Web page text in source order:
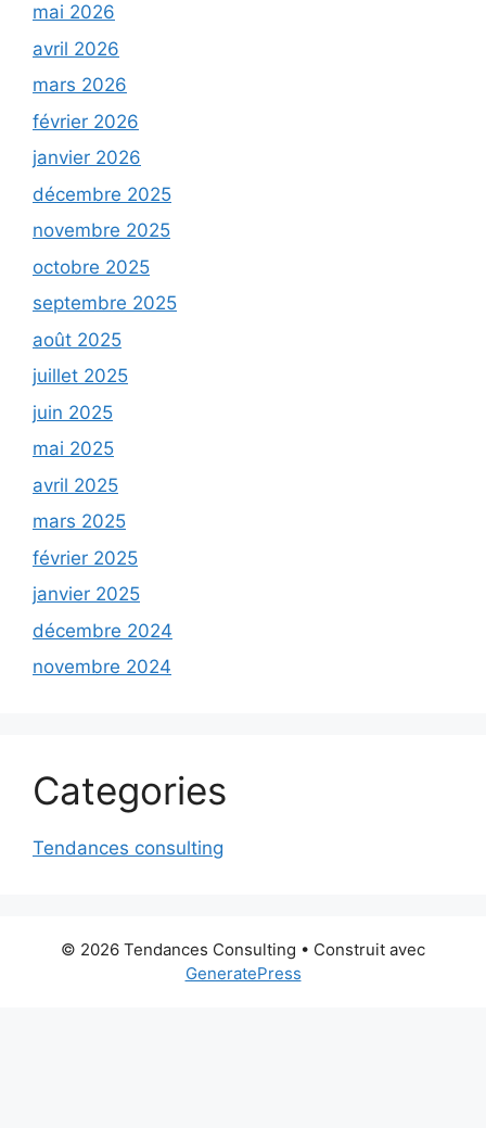
mai 2026
avril 2026
mars 2026
février 2026
janvier 2026
décembre 2025
novembre 2025
octobre 2025
septembre 2025
août 2025
juillet 2025
juin 2025
mai 2025
avril 2025
mars 2025
février 2025
janvier 2025
décembre 2024
novembre 2024
Categories
Tendances consulting
© 2026 Tendances Consulting • Construit avec
GeneratePress